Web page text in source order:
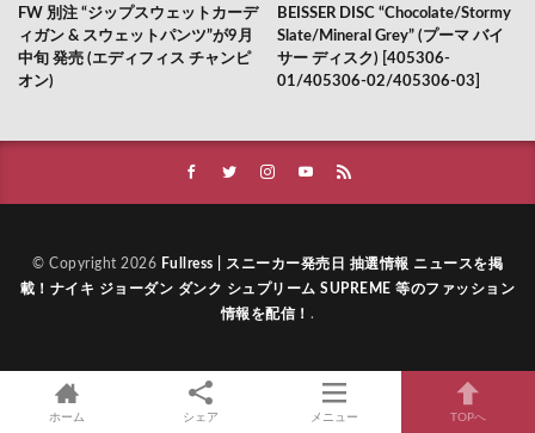
FW 別注 “ジップスウェットカーデ
ィガン & スウェットパンツ”が9月
中旬 発売 (エディフィス チャンピ
オン)
BEISSER DISC “Chocolate/Stormy
Slate/Mineral Grey” (プーマ バイ
サー ディスク) [405306-
01/405306-02/405306-03]
© Copyright 2026 Fullress | スニーカー発売日 抽選情報 ニュースを掲
載！ナイキ ジョーダン ダンク シュプリーム SUPREME 等のファッション
情報を配信！ .
ホーム シェア メニュー TOPへ